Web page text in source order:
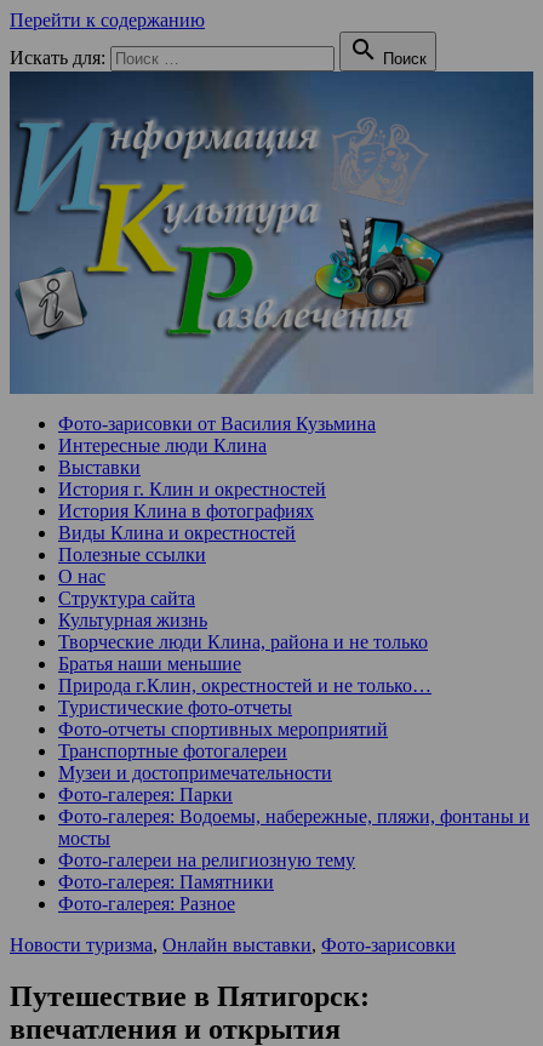
Перейти к содержанию
Искать для:
 Поиск
Фото-зарисовки от Василия Кузьмина
Интересные люди Клина
Выставки
История г. Клин и окрестностей
История Клина в фотографиях
Виды Клина и окрестностей
Полезные ссылки
О нас
Структура сайта
Культурная жизнь
Творческие люди Клина, района и не только
Братья наши меньшие
Природа г.Клин, окрестностей и не только…
Туристические фото-отчеты
Фото-отчеты спортивных мероприятий
Транспортные фотогалереи
Музеи и достопримечательности
Фото-галерея: Парки
Фото-галерея: Водоемы, набережные, пляжи, фонтаны и
мосты
Фото-галереи на религиозную тему
Фото-галерея: Памятники
Фото-галерея: Разное
Новости туризма, Онлайн выставки, Фото-зарисовки
Путешествие в Пятигорск:
впечатления и открытия